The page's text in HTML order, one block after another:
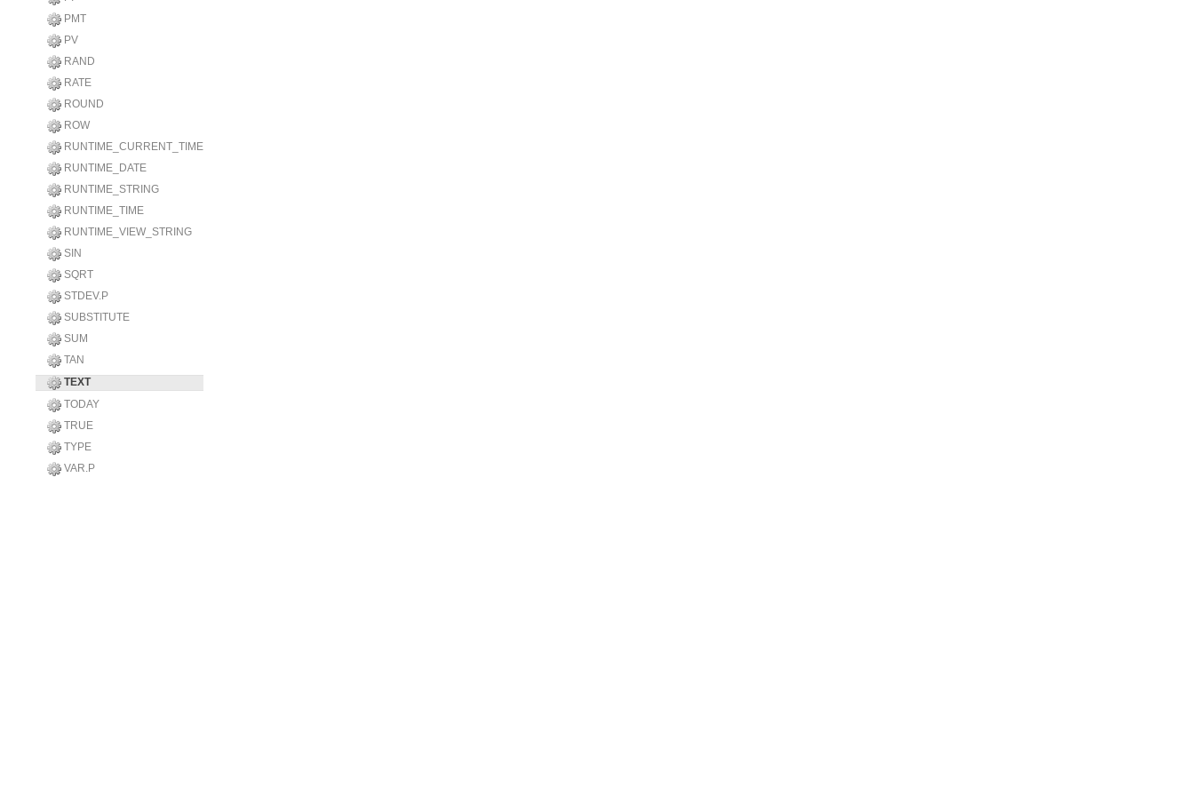
PMT
PV
RAND
RATE
ROUND
ROW
RUNTIME_CURRENT_TIME
RUNTIME_DATE
RUNTIME_STRING
RUNTIME_TIME
RUNTIME_VIEW_STRING
SIN
SQRT
STDEV.P
SUBSTITUTE
SUM
TAN
TEXT
TODAY
TRUE
TYPE
VAR.P